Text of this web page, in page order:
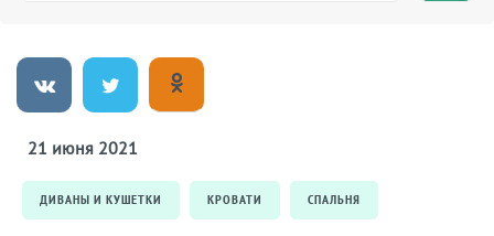
21 июня 2021
ДИВАНЫ И КУШЕТКИ КРОВАТИ СПАЛЬНЯ